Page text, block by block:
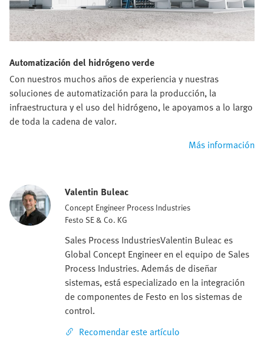
Automatización del hidrógeno verde
Con nuestros muchos años de experiencia y nuestras
soluciones de automatización para la producción, la
infraestructura y el uso del hidrógeno, le apoyamos a lo largo
de toda la cadena de valor.
Más información
Valentin Buleac
Concept Engineer Process Industries
Festo SE & Co. KG
Sales Process IndustriesValentin Buleac es
Global Concept Engineer en el equipo de Sales
Process Industries. Además de diseñar
sistemas, está especializado en la integración
de componentes de Festo en los sistemas de
control.
Recomendar este artículo